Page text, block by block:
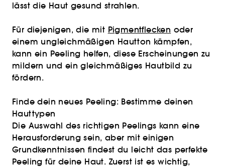
lässt die Haut gesund strahlen.
Für diejenigen, die mit Pigmentflecken oder
einem ungleichmäßigen Hautton kämpfen,
kann ein Peeling helfen, diese Erscheinungen zu
mildern und ein gleichmäßiges Hautbild zu
fördern.
Finde dein neues Peeling: Bestimme deinen
Hauttypen
Die Auswahl des richtigen Peelings kann eine
Herausforderung sein, aber mit einigen
Grundkenntnissen findest du leicht das perfekte
Peeling für deine Haut. Zuerst ist es wichtig,